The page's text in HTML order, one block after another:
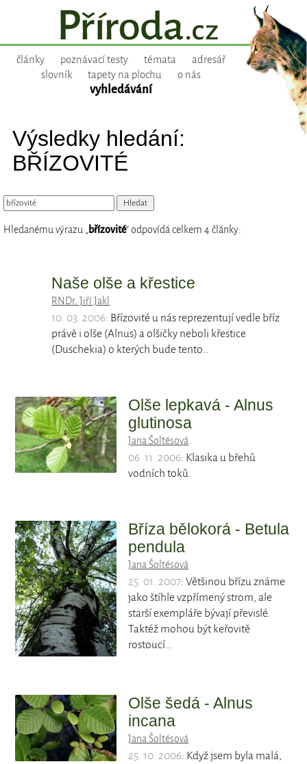
články poznávací testy témata
adresář
slovník
tapety na plochu o nás
vyhledávání
Výsledky hledání:
BŘÍZOVITÉ
Hledanému výrazu „břízovité“ odpovídá celkem 4 články:
Naše olše a křestice
RNDr. Jiří Jakl
10. 03. 2006: Břízovité u nás reprezentují vedle bříz
právě i olše (Alnus) a olšičky neboli křestice
(Duschekia) o kterých bude tento…
Olše lepkavá - Alnus
glutinosa
Jana Šoltésová
06. 11. 2006: Klasika u břehů
vodních toků.
Bříza bělokorá - Betula
pendula
Jana Šoltésová
25. 01. 2007: Většinou břízu známe
jako štíhle vzpřímený strom, ale
starší exempláře bývají převislé.
Taktéž mohou být keřovitě
rostoucí…
Olše šedá - Alnus
incana
Jana Šoltésová
25. 10. 2006: Když jsem byla malá,